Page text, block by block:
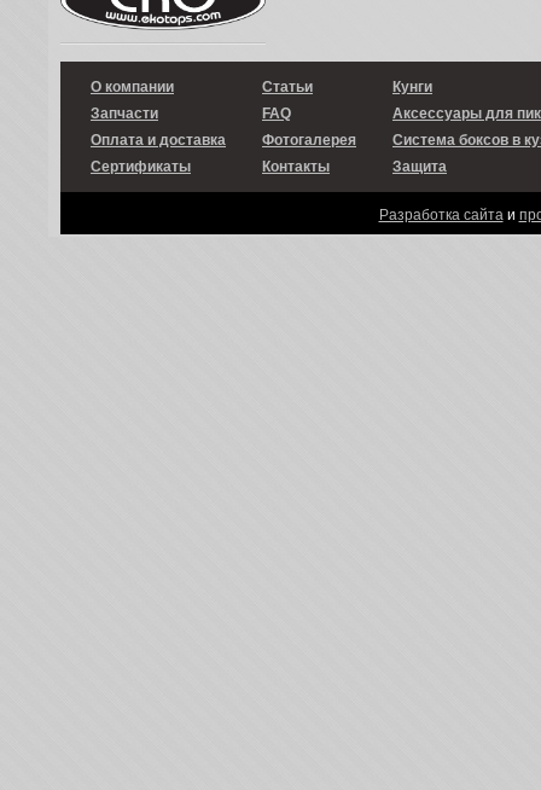
О компании
Запчасти
Оплата и доставка
Сертификаты
Статьи
FAQ
Фотогалерея
Контакты
Кунги
Аксессуары для
Система боксов в
Защита
Разработка сайтаи